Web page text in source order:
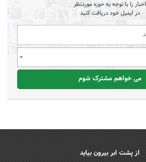
اخبار را با توجه به حوزه موردنظر
در ایمیل خود دریافت کنید
می خواهم مشترک شوم
از پشت ابر بیرون بیاید